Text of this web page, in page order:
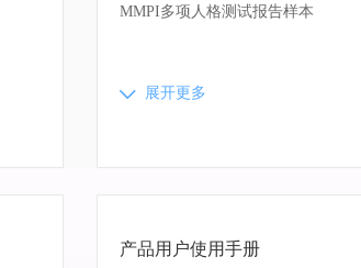
MMPI多项人格测试报告样本
展开更多
产品用户使用手册